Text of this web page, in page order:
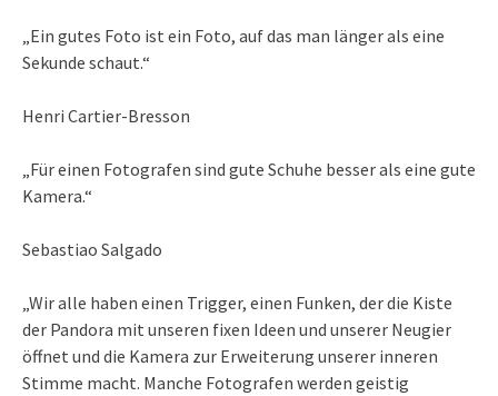
„Ein gutes Foto ist ein Foto, auf das man länger als eine
Sekunde schaut.“
Henri Cartier-Bresson
„Für einen Fotografen sind gute Schuhe besser als eine gute
Kamera.“
Sebastiao Salgado
„Wir alle haben einen Trigger, einen Funken, der die Kiste
der Pandora mit unseren fixen Ideen und unserer Neugier
öffnet und die Kamera zur Erweiterung unserer inneren
Stimme macht. Manche Fotografen werden geistig